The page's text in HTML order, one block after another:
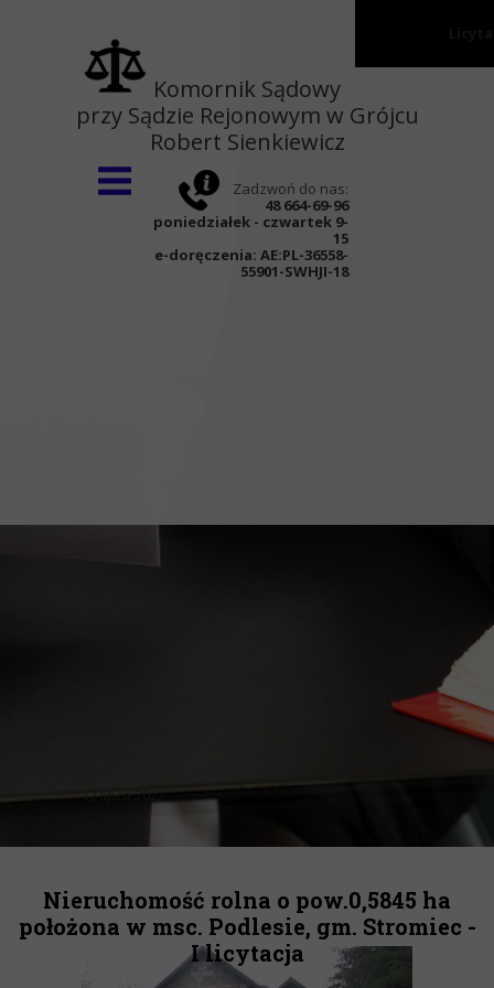
12 lipca 2022
Nieruchomość rolna o pow.0,5845 ha
położona w msc. Podlesie, gm. Stromiec -
I licytacja
Komornik Sądowy
przy Sądzie Rejonowym w Grójcu
Robert Sienkiewicz
Strona główna
O kancelarii
Zadzwoń do nas:
48 664-69-96
poniedziałek - czwartek 9-
15
e-doręczenia: AE:PL-36558-
55901-SWHJI-18